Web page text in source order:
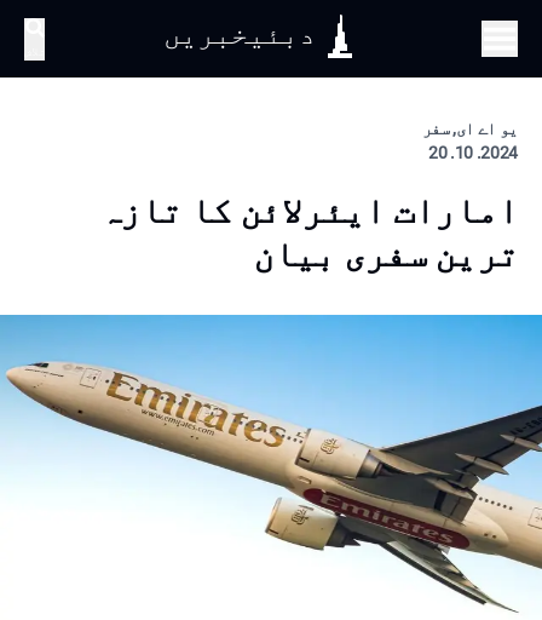
دبئیخبریں
یو اے ای, سفر
2024. 10. 20
امارات ایئرلائن کا تازہ
ترین سفری بیان